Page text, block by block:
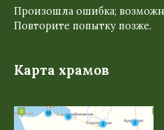
Произошла ошибка;
Повторите попытку позже.
Карта храмов